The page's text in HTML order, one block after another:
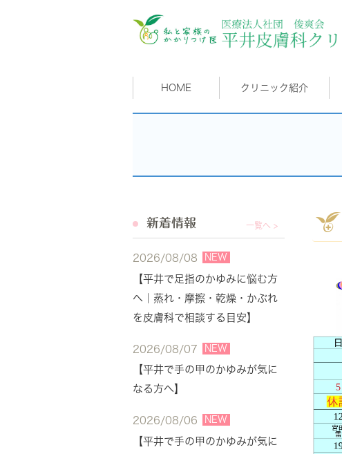
HOME クリニック紹介
新着情報 一覧へ >
2026/08/08 NEW
【平井で足指のかゆみに悩む方
へ｜蒸れ・摩擦・乾燥・かぶれ
を皮膚科で相談する目安】
2026/08/07 NEW
【平井で手の甲のかゆみが気に
なる方へ】
2026/08/06 NEW
【平井で手の甲のかゆみが気に